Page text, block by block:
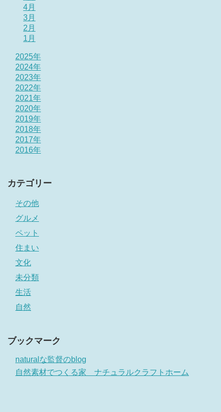
4月
3月
2月
1月
2025年
2024年
2023年
2022年
2021年
2020年
2019年
2018年
2017年
2016年
カテゴリー
その他
グルメ
ペット
住まい
文化
未分類
生活
自然
ブックマーク
naturalな監督のblog
自然素材でつくる家 ナチュラルクラフトホーム